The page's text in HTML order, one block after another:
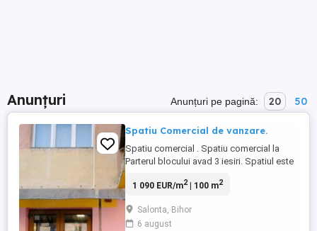
Anunțuri Anunțuri pe pagină: 20 50
Spatiu Comercial de vanzare.
Spatiu comercial . Spatiu comercial la
Parterul blocului avad 3 iesiri. Spatiul este
incalzire centrala pe gaz , aer conditionat ,
2 bai 3 debarale de depozitare. 100 mp
utili.
1 090 EUR/m2| 100 m2
Salonta, Bihor
6 august